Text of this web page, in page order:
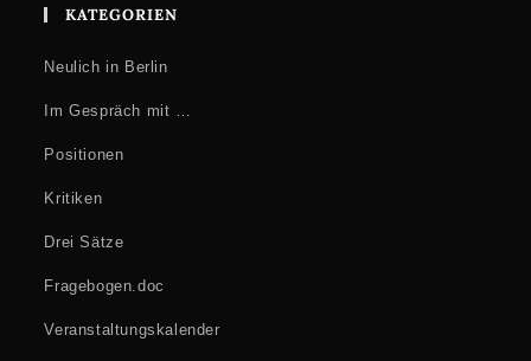
KATEGORIEN
Neulich in Berlin
Im Gespräch mit …
Positionen
Kritiken
Drei Sätze
Fragebogen.doc
Veranstaltungskalender